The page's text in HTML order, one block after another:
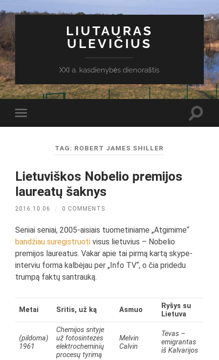
LIUTAURAS
ULEVIČIUS
XXI a. kasdienybės dienoraštis
Toggle
mobile
TAG: ROBERT JAMES SHILLER
Lietuviškos Nobelio premijos
laureatų šaknys
2016.10.06 / 0 COMMENTS
Seniai seniai, 2005-aisiais tuometiniame „Atgimime“
bandžiau suregistruoti visus lietuvius – Nobelio
premijos laureatus. Vakar apie tai pirmą kartą skype-
interviu forma kalbėjau per „Info TV“, o čia pridedu
trumpą faktų santrauką.
Metai Sritis, už ką Asmuo
Ryšys su
Lietuva
(pildoma)
1961
Chemijos srityje
už fotosintezės
elektrocheminių
procesų tyrimą
Melvin
Calvin
Tėvas –
emigrantas
iš Kalvarijos